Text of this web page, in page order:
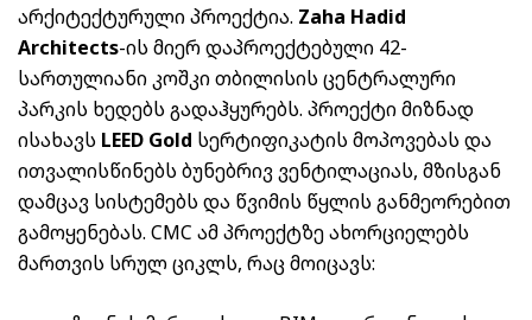
არქიტექტურული პროექტია. Zaha Hadid
Architects-ის მიერ დაპროექტებული 42-
სართულიანი კოშკი თბილისის ცენტრალური
პარკის ხედებს გადაჰყურებს. პროექტი მიზნად
ისახავს LEED Gold სერტიფიკატის მოპოვებას და
ითვალისწინებს ბუნებრივ ვენტილაციას, მზისგან
დამცავ სისტემებს და წვიმის წყლის განმეორებით
გამოყენებას. CMC ამ პროექტზე ახორციელებს
მართვის სრულ ციკლს, რაც მოიცავს: